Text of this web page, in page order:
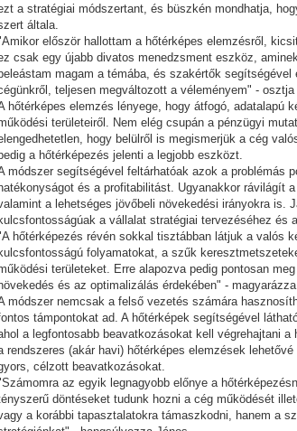
a stratégiai módszertant, és büszkén mondhatja,
általa.
először hallottam a hőtérképes elemzésről,
csak egy újabb divatos menedzsment eszköz,
beleástam magam a témába, és szakértők
teljesen megváltozott a véleményem" -
hőtérképes elemzés lényege, hogy átfogó, adatalapú
területeiről. Nem elég csupán a pénzügyi
hogy belülről is megismerjük a cég
a hőtérképezés jelenti a legjobb eszközt.
módszer segítségével feltárhatóak azok a problémás
hatékonyságot és a profitabilitást. Ugyanakkor rávilágít
a lehetséges jövőbeli növekedési irányokra is.
kulcsfontosságúak a vállalat stratégiai tervezéséhez és
hőtérképezés révén sokkal tisztábban látjuk a valós
kulcsfontosságú folyamatokat, a szűk
területeket. Erre alapozva pedig pontosan
és az optimalizálás érdekében" -
módszer nemcsak a felső vezetés számára
támpontokat ad. A hőtérképek segítségével
a legfontosabb beavatkozásokat kell végrehajtani a
rendszeres (akár havi) hőtérképes elemzések
célzott beavatkozásokat.
az egyik legnagyobb előnye a
döntéseket tudunk hozni a cég működését
a korábbi tapasztalatokra támaszkodni, hanem a